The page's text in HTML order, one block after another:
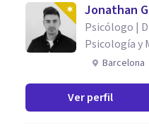
Jonathan
Psicólogo |
Psicología y
Barcelona
Ver perfil